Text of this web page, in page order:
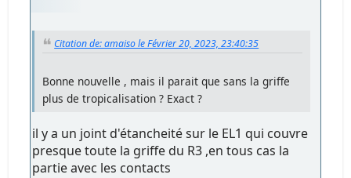
Citation de: amaiso le Février 20, 2023, 23:40:35
Bonne nouvelle , mais il parait que sans la griffe
plus de tropicalisation ? Exact ?
il y a un joint d'étancheité sur le EL1 qui couvre
presque toute la griffe du R3 ,en tous cas la
partie avec les contacts